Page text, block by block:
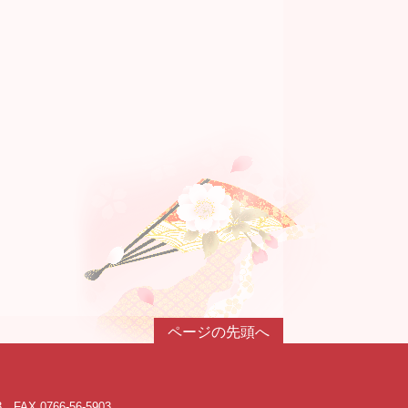
ページの先頭へ